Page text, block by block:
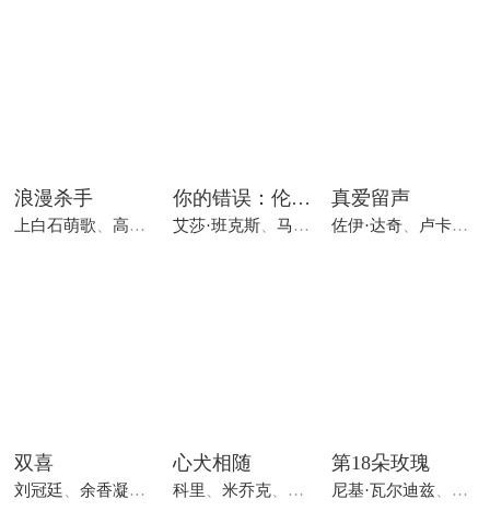
浪漫杀手
上白石萌歌 、高桥恭平 、木村柾哉
你的错误：伦敦版
艾莎·班克斯、 马修·布鲁姆 、恩瓦·刘易斯
真爱留声
佐伊·达奇、 卢卡斯·盖奇
双喜
刘冠廷 、余香凝、 杨贵媚
心犬相随
科里 米乔克、 希玛
第18朵玫瑰
尼基·瓦尔迪兹、 克里